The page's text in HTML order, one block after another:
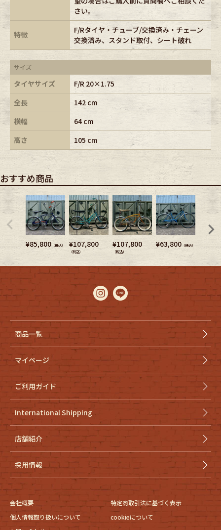
さい。
特徴
F/Rタイヤ・チューブ/交換済み・チェーン
交換済み、スタンド取付、シート破れ
サイズ
タイヤサイズ
F/R 20×1.75
全長
142 cm
横幅
64 cm
高さ
105 cm
おすすめ商品
¥85,800 （税込） ¥107,800
（税込）
¥107,800
（税込）
¥63,800 （税込）
商品一覧
マイページ
ご利用ガイド
International Shipping
店舗紹介
採用情報
会社概要
特定商取引法に基づく表示
個人情報取り扱いについて
cookieについて